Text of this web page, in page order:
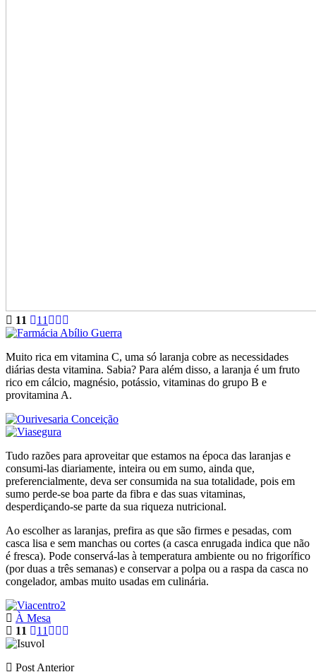
11 11
Muito rica em vitamina C, uma só laranja cobre as necessidades
diárias desta vitamina. Sabia? Para além disso, a laranja é um fruto
rico em cálcio, magnésio, potássio, vitaminas do grupo B e
provitamina A.
Tudo razões para aproveitar que estamos na época das laranjas e
consumi-las diariamente, inteira ou em sumo, ainda que,
preferencialmente, deva ser consumida na sua totalidade, pois em
sumo perde-se boa parte da fibra e das suas vitaminas,
desperdiçando-se parte da sua riqueza nutricional.
Ao escolher as laranjas, prefira as que são firmes e pesadas, com
casca lisa e sem manchas ou cortes (a casca enrugada indica que não
é fresca). Pode conservá-las à temperatura ambiente ou no frigorífico
(por duas a três semanas) e conservar a polpa ou a raspa da casca no
congelador, ambas muito usadas em culinária.
À Mesa
11
11
Post Anterior